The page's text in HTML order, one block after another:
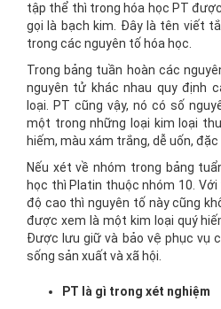
tập thể thì trong hóa học PT
gọi là bạch kim. Đây là tên viết
trong các nguyên tố hóa học.
Trong bảng tuần hoàn các
nguyên tử khác nhau quy định
loại. PT cũng vậy, nó có số
một trong những loại kim loại
hiếm, màu xám trắng, dễ uốn, đặc
Nếu xét về nhóm trong bảng
học thì Platin thuộc nhóm 10.
độ cao thì nguyên tố này cũng
được xem là một kim loại quý
Được lưu giữ và bảo vệ phục vụ
sống sản xuất và xã hội.
PT là gì trong xét nghiệm